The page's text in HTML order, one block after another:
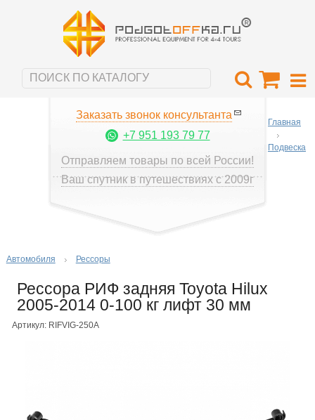
Заказать звонок консультанта
+7 951 193 79 77
Отправляем товары по всей России!
Ваш спутник в путешествиях с 2009г
Главная
Подвеска
Автомобиля Рессоры
Рессора РИФ задняя Toyota Hilux
2005-2014 0-100 кг лифт 30 мм
Артикул: RIFVIG-250A